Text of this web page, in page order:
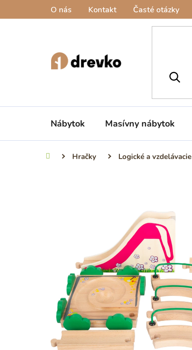
O nás Kontakt Časté otázky
Nábytok Masívny nábytok
Domov Hračky Logické a vzdelávacie